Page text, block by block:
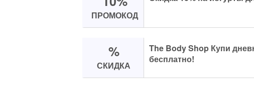
ПРОМОКОД
%
СКИДКА
The Body Shop Купи
бесплатно!